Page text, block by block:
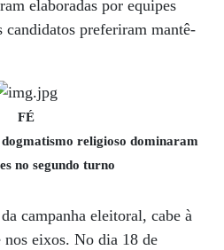
elaboradas por equipes
candidatos preferiram mantê-
FÉ
religioso dominaram
no segundo turno
campanha eleitoral, cabe à
nos eixos. No dia 18 de